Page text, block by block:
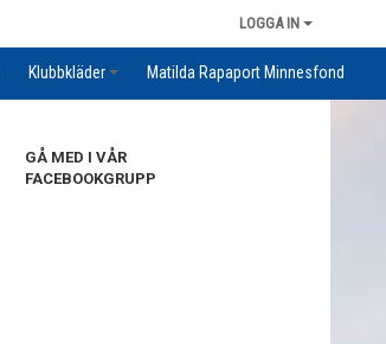
LOGGA IN
Klubbkläder Matilda Rapaport Minnesfond
GÅ MED I VÅR
FACEBOOKGRUPP